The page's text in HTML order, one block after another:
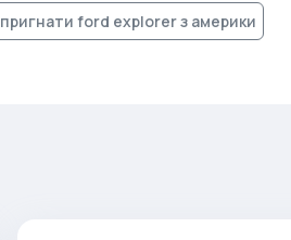
пригнати ford explorer з америки